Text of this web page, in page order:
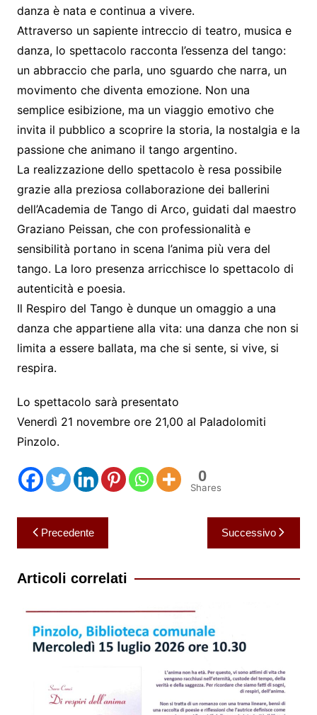
danza è nata e continua a vivere.
Attraverso un sapiente intreccio di teatro, musica e
danza, lo spettacolo racconta l’essenza del tango:
un abbraccio che parla, uno sguardo che narra, un
movimento che diventa emozione. Non una
semplice esibizione, ma un viaggio emotivo che
invita il pubblico a scoprire la storia, la nostalgia e la
passione che animano il tango argentino.
La realizzazione dello spettacolo è resa possibile
grazie alla preziosa collaborazione dei ballerini
dell’Academia de Tango di Arco, guidati dal maestro
Graziano Peissan, che con professionalità e
sensibilità portano in scena l’anima più vera del
tango. La loro presenza arricchisce lo spettacolo di
autenticità e poesia.
Il Respiro del Tango è dunque un omaggio a una
danza che appartiene alla vita: una danza che non si
limita a essere ballata, ma che si sente, si vive, si
respira.
Lo spettacolo sarà presentato
Venerdì 21 novembre ore 21,00 al Paladolomiti
Pinzolo.
0
Shares
Navigazione
articoli
Precedente Successivo
Articoli correlati